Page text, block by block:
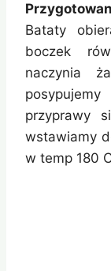
Bataty
boczek
naczynia
przyprawy
wstawiamy
w temp 180